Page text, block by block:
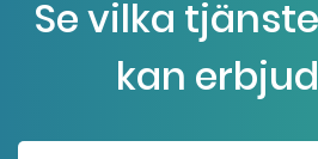
Se vilka
kan